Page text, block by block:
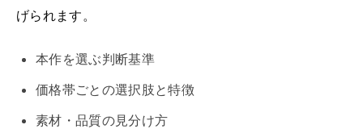
げられます。
本作を選ぶ判断基準
価格帯ごとの選択肢と特徴
素材・品質の見分け方